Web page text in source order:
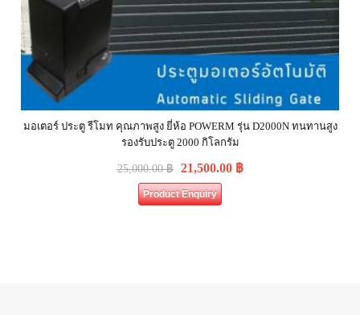
มอเตอร์ ประตู รีโมท คุณภาพสูง ยี่ห้อ POWERM รุ่น D2000N ทนทานสูง
รองรับประตู 2000 กิโลกรัม
25,000.00฿ 21,500.00 ฿
Product Enquiry